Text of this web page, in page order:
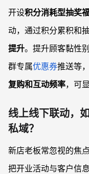
开设积分消耗型抽奖
动，通过积分累积和抽
提升。提升顾客黏性
群专属优惠券推送等
复购和互动频率，可
线上线下联动，
私域？
新店老板常忽视的焦点
把开业活动与客户信